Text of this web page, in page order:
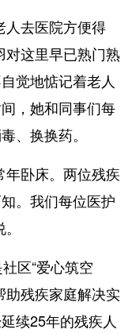
去医院方便得
对这里早已熟门熟
觉地惦记着老人
，她和同事们每
、换换药。
卧床。两位残疾
。我们每位医护
区“爱心筑空
助残疾家庭解决实
续25年的残疾人